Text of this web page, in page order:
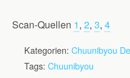
Scan-Quellen 1, 2, 3, 4
Kategorien: Chuunibyou
Tags: Chuunibyou